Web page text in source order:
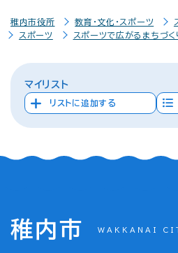
稚内市役所 教育・文化・スポーツ
スポーツ
スポーツで広がるまちづく
マイリスト
リストに追加する
稚内市 WAKKANAI